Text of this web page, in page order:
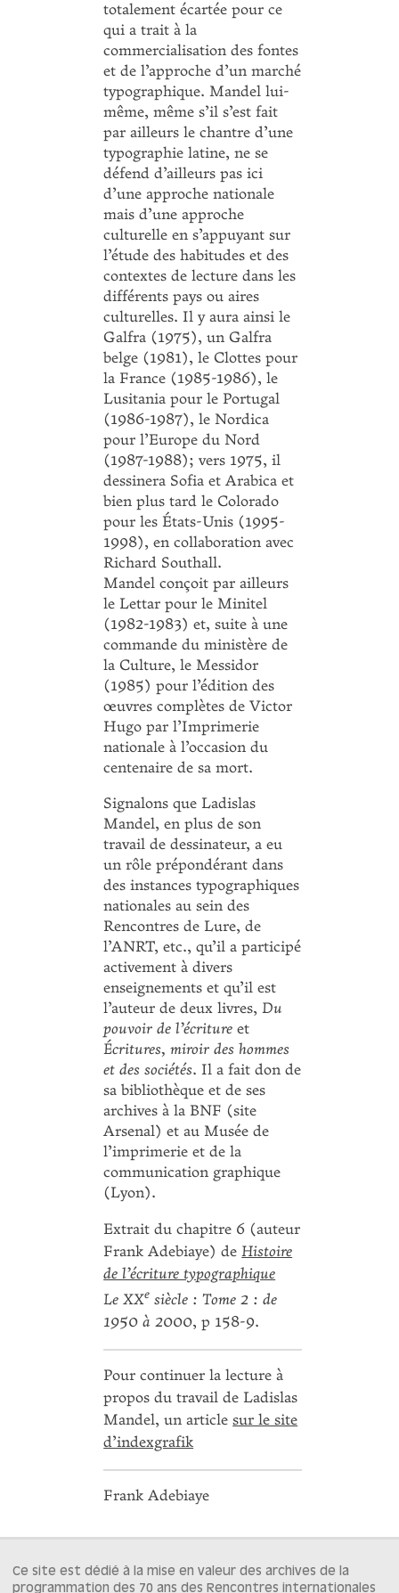
totalement écartée pour ce
qui a trait à la
commercialisation des fontes
et de l’approche d’un marché
typographique. Mandel lui-
même, même s’il s’est fait
par ailleurs le chantre d’une
typographie latine, ne se
défend d’ailleurs pas ici
d’une approche nationale
mais d’une approche
culturelle en s’appuyant sur
l’étude des habitudes et des
contextes de lecture dans les
différents pays ou aires
culturelles. Il y aura ainsi le
Galfra (1975), un Galfra
belge (1981), le Clottes pour
la France (1985-1986), le
Lusitania pour le Portugal
(1986-1987), le Nordica
pour l’Europe du Nord
(1987-1988); vers 1975, il
dessinera Sofia et Arabica et
bien plus tard le Colorado
pour les États-Unis (1995-
1998), en collaboration avec
Richard Southall.
Mandel conçoit par ailleurs
le Lettar pour le Minitel
(1982-1983) et, suite à une
commande du ministère de
la Culture, le Messidor
(1985) pour l’édition des
œuvres complètes de Victor
Hugo par l’Imprimerie
nationale à l’occasion du
centenaire de sa mort.
Signalons que Ladislas
Mandel, en plus de son
travail de dessinateur, a eu
un rôle prépondérant dans
des instances typographiques
nationales au sein des
Rencontres de Lure, de
l’ANRT, etc., qu’il a participé
activement à divers
enseignements et qu’il est
l’auteur de deux livres,Du
pouvoir de l’écriture et
Écritures, miroir des hommes
et des sociétés. Il a fait don de
sa bibliothèque et de ses
archives à la BNF (site
Arsenal) et au Musée de
l’imprimerie et de la
communication graphique
(Lyon).
Extrait du chapitre 6 (auteur
Frank Adebiaye) deHistoire
de l’écriture typographique
Le XXe siècle : Tome 2 : de
1950 à 2000, p 158-9.
Pour continuer la lecture à
propos du travail de Ladislas
Mandel, un articlesur le site
d’indexgrafik
Frank Adebiaye
Ce site est dédié à la mise en valeur des archives de la
programmation des 70 ans des Rencontres internationales